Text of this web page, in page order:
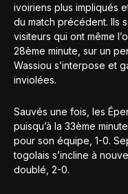
ivoiriens plus impliqués
du match précédent. Ils
visiteurs qui ont même
28ème minute, sur un
Wassiou s’interpose et
inviolées.
Sauvés une fois, les
puisqu’à la 33ème
pour son équipe, 1-0.
togolais s’incline à
doublé, 2-0.